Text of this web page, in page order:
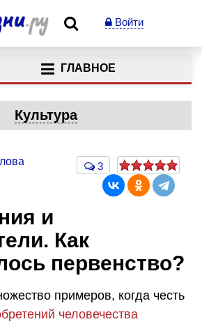
Войти
ГЛАВНОЕ
Культура
3
и
Как
первенство?
примеров, когда честь
человечества